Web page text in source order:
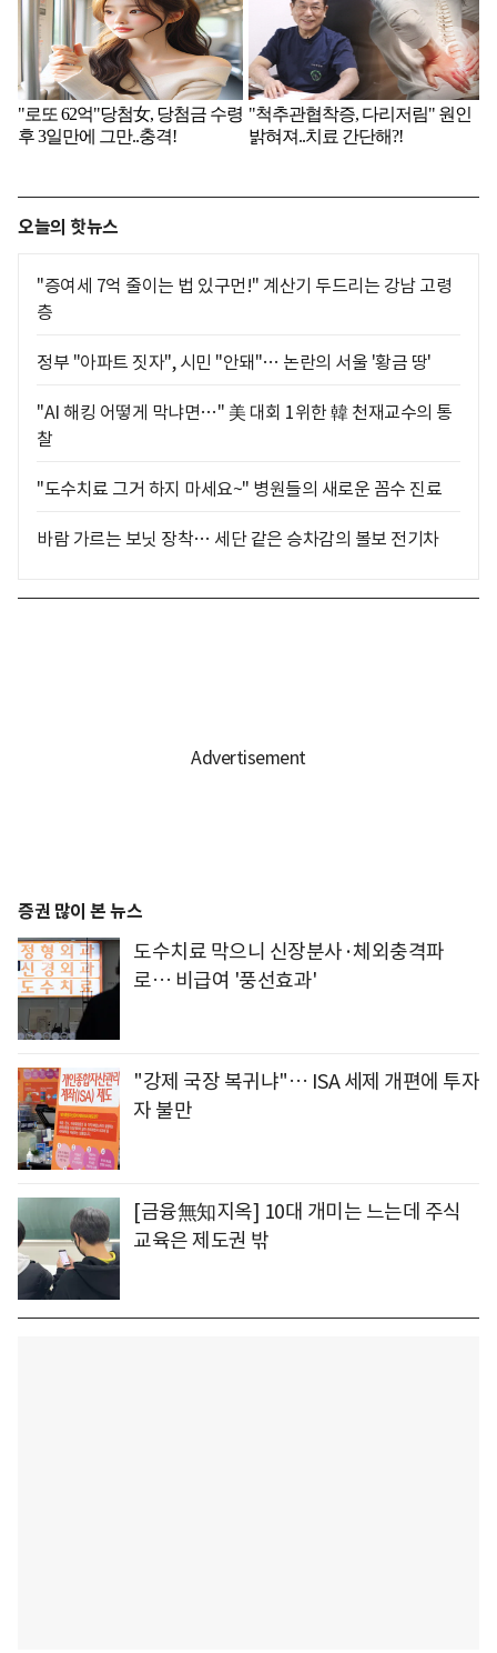
오늘의 핫뉴스
"증여세 7억 줄이는 법 있구먼!" 계산기 두드리는 강남 고령
층
정부 "아파트 짓자", 시민 "안돼"… 논란의 서울 '황금 땅'
"AI 해킹 어떻게 막냐면…" 美 대회 1위한 韓 천재교수의 통
찰
"도수치료 그거 하지 마세요~" 병원들의 새로운 꼼수 진료
바람 가르는 보닛 장착… 세단 같은 승차감의 볼보 전기차
증권 많이 본 뉴스
도수치료 막으니 신장분사·체외충격파
로… 비급여 '풍선효과'
"강제 국장 복귀냐"… ISA 세제 개편에 투자
자 불만
[금융無知지옥] 10대 개미는 느는데 주식
교육은 제도권 밖